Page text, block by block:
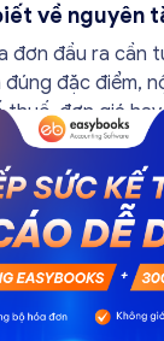
về nguyên
đơn đầu ra cần
đặc điểm,
thuế, đơn giá
quyết toán
[…]